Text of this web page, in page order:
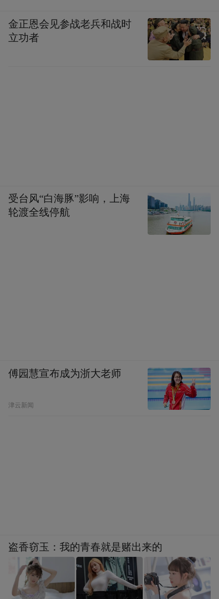
金正恩会见参战老兵和战时
立功者
受台风“白海豚”影响，上海
轮渡全线停航
傅园慧宣布成为浙大老师
津云新闻
盗香窃玉：我的青春就是赌出来的